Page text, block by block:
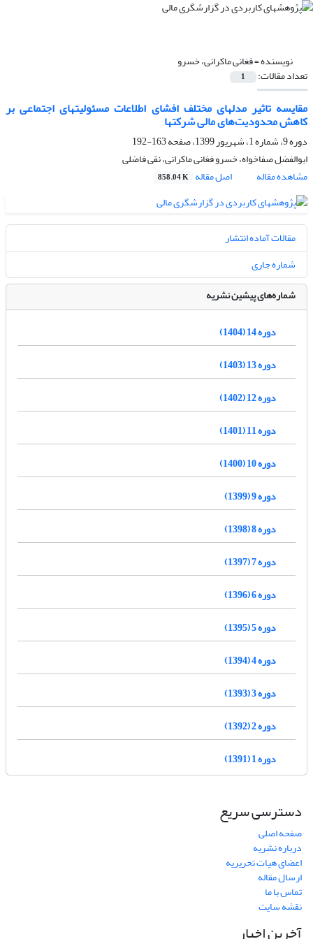
نویسنده =فغانی ماکرانی، خسرو
تعداد مقالات: 1
مقایسه تاثیر مدلهای مختلف افشای اطلاعات مسئولیتهای اجتماعی بر
کاهش محدودیت‌های مالی شرکتها
دوره 9، شماره 1، شهریور 1399، صفحه
163-192
ابوالفضل صفاخواه، خسرو فغانی ماکرانی، نقی فاضلی
مشاهده مقاله
اصل مقاله 858.04 K
مقالات آماده انتشار
شماره جاری
شماره‌های پیشین نشریه
دوره 14 (1404)
دوره 13 (1403)
دوره 12 (1402)
دوره 11 (1401)
دوره 10 (1400)
دوره 9 (1399)
دوره 8 (1398)
دوره 7 (1397)
دوره 6 (1396)
دوره 5 (1395)
دوره 4 (1394)
دوره 3 (1393)
دوره 2 (1392)
دوره 1 (1391)
دسترسی سریع
صفحه اصلی
درباره نشریه
اعضای هیات تحریریه
ارسال مقاله
تماس با ما
نقشه سایت
آخرین اخبار